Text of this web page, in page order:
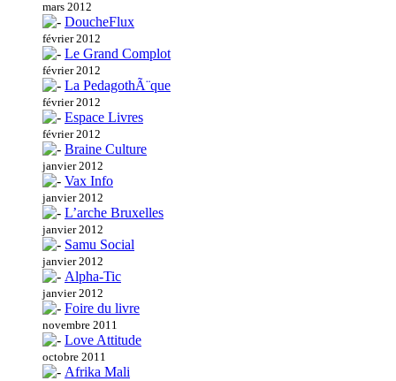
mars 2012
DoucheFlux
février 2012
Le Grand Complot
février 2012
La PedagothÃ¨que
février 2012
Espace Livres
février 2012
Braine Culture
janvier 2012
Vax Info
janvier 2012
L’arche Bruxelles
janvier 2012
Samu Social
janvier 2012
Alpha-Tic
janvier 2012
Foire du livre
novembre 2011
Love Attitude
octobre 2011
Afrika Mali